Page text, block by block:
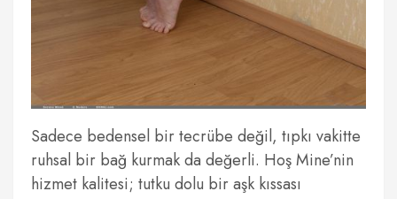
Sadece bedensel bir tecrübe değil, tıpkı vakitte
ruhsal bir bağ kurmak da değerli. Hoş Mine’nin
hizmet kalitesi; tutku dolu bir aşk kıssası